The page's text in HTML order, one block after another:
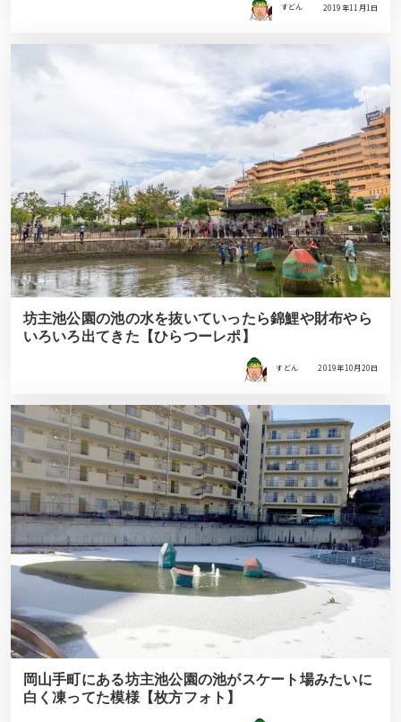
すどん 2019年11月1日
坊主池公園の池の水を抜いていったら錦鯉や財布やら
いろいろ出てきた【ひらつーレポ】
すどん 2019年10月20日
岡山手町にある坊主池公園の池がスケート場みたいに
白く凍ってた模様【枚方フォト】